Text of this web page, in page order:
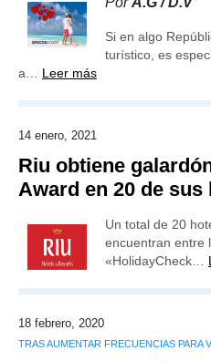
Si en algo
turístico, es
a… Leer más
14 enero, 2021
Riu obtiene
Award en 20 de sus
Un total de 20
encuentran entre
«HolidayCheck…
18 febrero, 2020
TRAS AUMENTAR FRECUENCIAS PARA